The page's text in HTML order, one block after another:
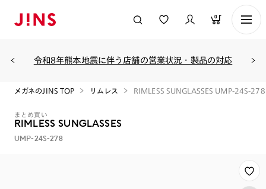
0
令和8年熊本地震に伴う店舗の営業状況・製品の対応
メガネのJINS TOP リムレス RIMLESS SUNGLASSES UMP-24S-278
まとめ買い
RIMLESS SUNGLASSES
UMP-24S-278